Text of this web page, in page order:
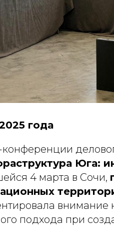
года
Юга:
4 марта в Сочи,
внимание
подхода при